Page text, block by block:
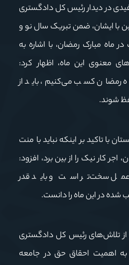
در دیدار رئیس کل دادگستری
با ایشان، ضمن تبریک سال نو و
ماه مبارک رمضان، با اشاره به
معنوی این ماه، اظهار کرد:
رمضان کسب می‌کنیم، باید از
شوند.
با تاکید بر اینکه نباید با منت
کار نیک را از بین برد، افزود:
سخت‌تر است و باید قدر
در این ماه را دانست.
از تلاش‌های رئیس کل دادگستری
اهمیت احقاق حق در جامعه